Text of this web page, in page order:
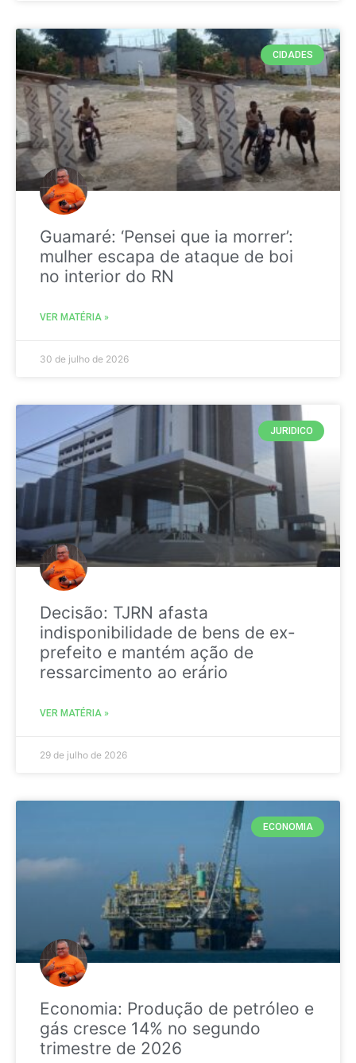
CIDADES
Guamaré: ‘Pensei que ia morrer’:
mulher escapa de ataque de boi
no interior do RN
VER MATÉRIA »
30 de julho de 2026
JURIDICO
Decisão: TJRN afasta
indisponibilidade de bens de ex-
prefeito e mantém ação de
ressarcimento ao erário
VER MATÉRIA »
29 de julho de 2026
ECONOMIA
Economia: Produção de petróleo e
gás cresce 14% no segundo
trimestre de 2026